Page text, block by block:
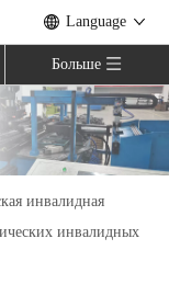
Language
Больше
инвалидная
инвалидных